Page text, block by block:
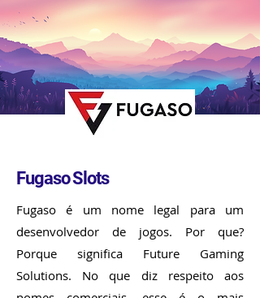
Fugaso Slots
Fugaso é um nome legal para um
desenvolvedor de jogos. Por que?
Porque significa Future Gaming
Solutions. No que diz respeito aos